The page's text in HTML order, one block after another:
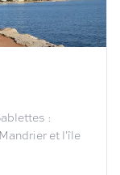
:
et l'île